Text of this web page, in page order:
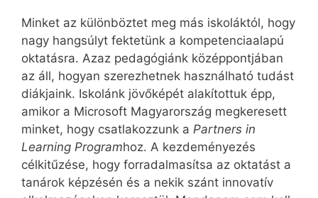
Minket az különböztet meg más iskoláktól, hogy
nagy hangsúlyt fektetünk a kompetenciaalapú
oktatásra. Azaz pedagógiánk középpontjában
az áll, hogyan szerezhetnek használható tudást
diákjaink. Iskolánk jövőképét alakítottuk épp,
amikor a Microsoft Magyarország megkeresett
minket, hogy csatlakozzunk a Partners in
Learning Programhoz. A kezdeményezés
célkitűzése, hogy forradalmasítsa az oktatást a
tanárok képzésén és a nekik szánt innovatív